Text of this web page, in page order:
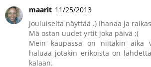
maarit 11/25/2013
Jouluiselta näyttää .) Ihanaa ja
Mä ostan uudet yrtit joka päivä ;(
Mein kaupassa on niitäkin aika
haluaa jotakin erikoista on
kalaan.